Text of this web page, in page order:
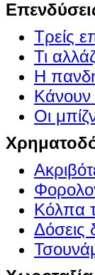
Τρείς
Τι
Η
Κάνουν
Οι
Κόλπα
Δόσεις